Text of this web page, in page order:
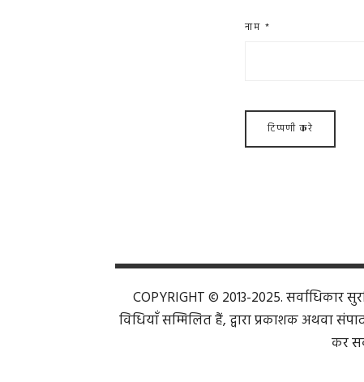
नाम *
COPYRIGHT © 2013-2025. सर्वाधिकार
विधियाँ सम्मिलित हैं, द्वारा प्रकाशक अथवा
कर